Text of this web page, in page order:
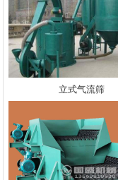
立式气流筛